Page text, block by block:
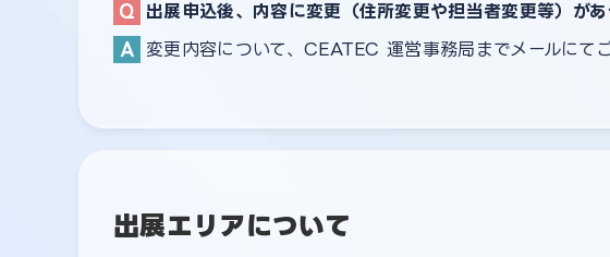
出展申込後、内容に変更（住所変更や担当者変更等）が
変更内容について、CEATEC 運営事務局までメールにて
出展エリアについて